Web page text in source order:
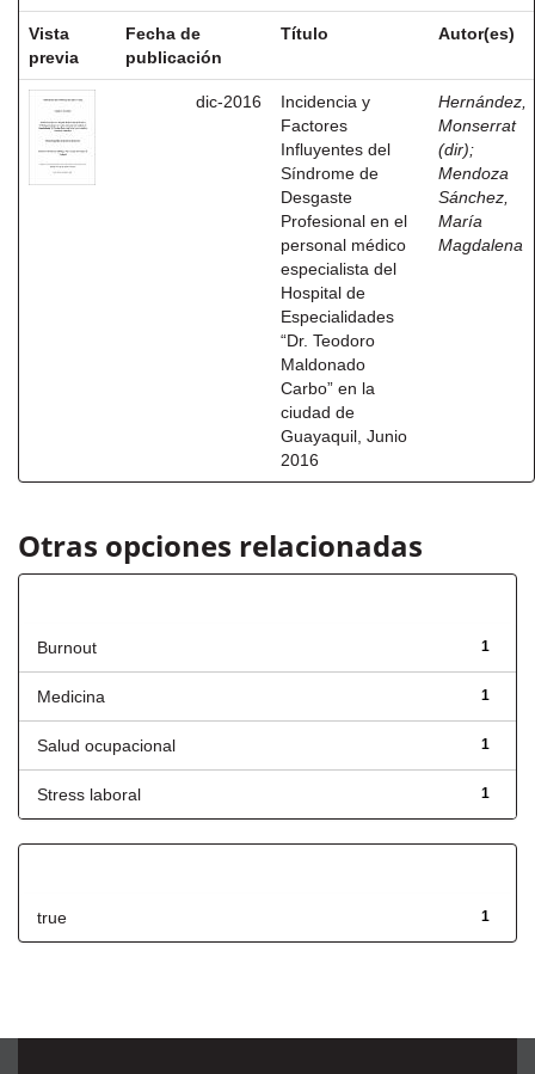
Vista
previa
Fecha de
publicación
Título Autor(es)
dic-2016
Incidencia y
Factores
Influyentes del
Síndrome de
Desgaste
Profesional en el
personal médico
especialista del
Hospital de
Especialidades
“Dr. Teodoro
Maldonado
Carbo” en la
ciudad de
Guayaquil, Junio
2016
Hernández,
Monserrat
(dir);
Mendoza
Sánchez,
María
Magdalena
Otras opciones relacionadas
1
Burnout
1
Medicina
1
Salud ocupacional
1
Stress laboral
1
true